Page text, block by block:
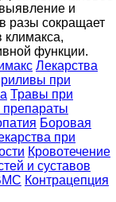
и
разы сокращает
функции.
Лекарства
при
Травы при
Боровая
при
Кровотечение
и суставов
Контрацепция